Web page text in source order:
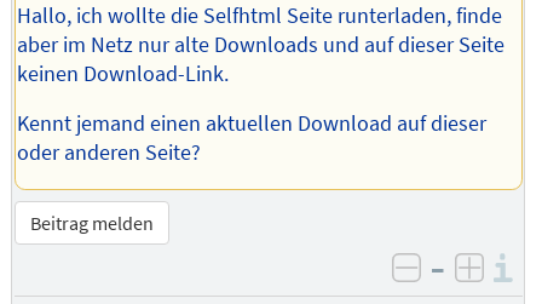
Hallo, ich wollte die Selfhtml Seite runterladen, finde
aber im Netz nur alte Downloads und auf dieser Seite
keinen Download-Link.
Kennt jemand einen aktuellen Download auf dieser
oder anderen Seite?
Beitrag melden
negativ
–